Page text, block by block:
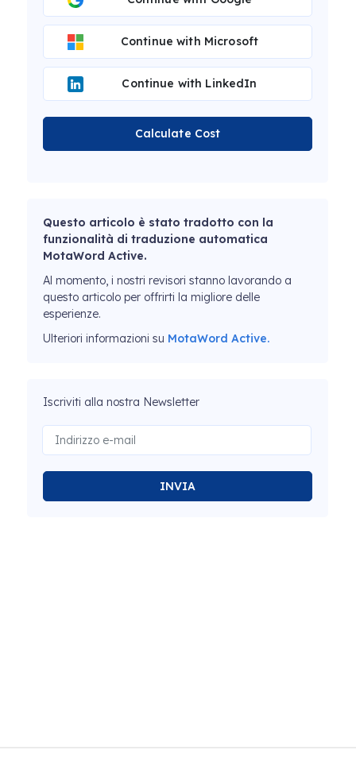
Continue with Microsoft
Continue with LinkedIn
Calculate Cost
Questo articolo è stato tradotto con la
funzionalità di traduzione automatica
MotaWord Active.
Al momento, i nostri revisori stanno lavorando a
questo articolo per offrirti la migliore delle
esperienze.
Ulteriori informazioni su MotaWord Active.
Iscriviti alla nostra Newsletter
INVIA